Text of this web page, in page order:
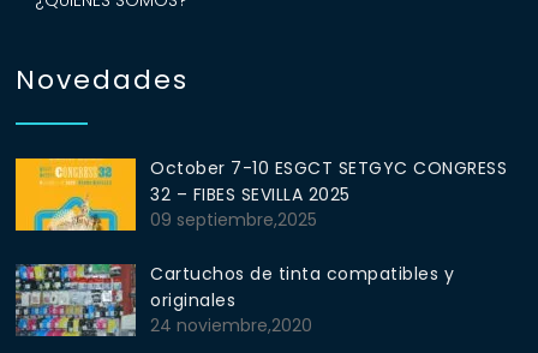
Novedades
October 7-10 ESGCT SETGYC CONGRESS
32 – FIBES SEVILLA 2025
09 septiembre,2025
Cartuchos de tinta compatibles y
originales
24 noviembre,2020